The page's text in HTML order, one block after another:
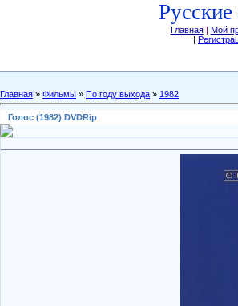
Главная| Мой
|
Главная » Фильмы » По году выхода » 1982
Голос (1982) DVDRip